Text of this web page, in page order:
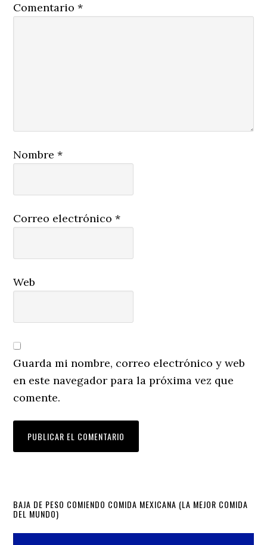
Comentario*
Nombre*
Correo electrónico*
Web
Guarda mi nombre, correo electrónico y web
en este navegador para la próxima vez que
comente.
Primary
Sidebar
BAJA DE PESO COMIENDO COMIDA MEXICANA (LA MEJOR COMIDA
DEL MUNDO)